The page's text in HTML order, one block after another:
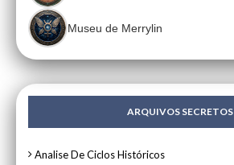
Museu de Merrylin
ARQUIVOS SECRETOS
Analise De Ciclos Históricos